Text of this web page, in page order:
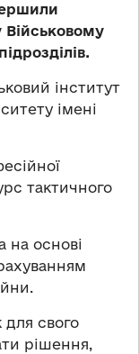
Військовому
інститут
імені
тактичного
на основі
свого
рішення,